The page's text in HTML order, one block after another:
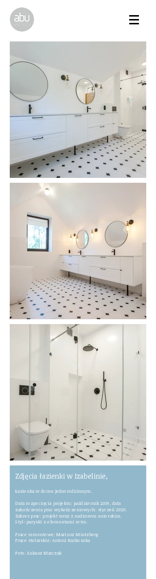
Zdjęcia łazienki w Izabelinie,
Łazienka w domu jednorodzinnym.
Data rozpoczęcia projektu: październik 2019, data
zakończenia prac wykończeniowych: styczeń 2020.
Zakres prac: projekt wraz z nadzorem autorskim.
Styl: paryski z elementami retro.
Prace remontowe: Mariusz Mintzberg
Prace stolarskie: Antoni Karkoszka
Foto: Łukasz Matczak